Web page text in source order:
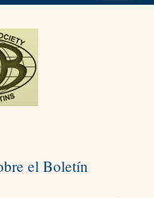
el Boletín